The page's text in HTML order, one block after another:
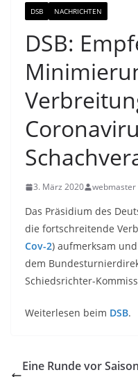
DSB NACHRICHTEN
DSB:
3. März 2020 webmaster
Das Präsidium des
die fortschreitende
Cov-2) aufmerksam
dem
Schiedsrichter-
Weiterlesen beim DSB.
Eine Runde vor